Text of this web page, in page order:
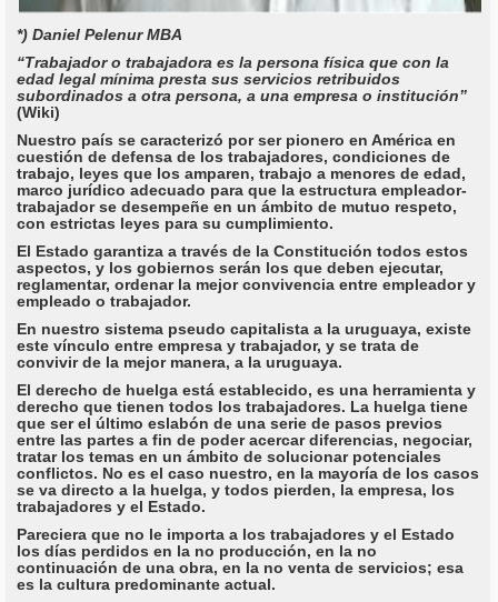
*) Daniel Pelenur MBA
“Trabajador o trabajadora es la persona física que con la
edad legal mínima presta sus servicios retribuidos
subordinados a otra persona, a una empresa o institución”
(Wiki)
Nuestro país se caracterizó por ser pionero en América en
cuestión de defensa de los trabajadores, condiciones de
trabajo, leyes que los amparen, trabajo a menores de edad,
marco jurídico adecuado para que la estructura empleador-
trabajador se desempeñe en un ámbito de mutuo respeto,
con estrictas leyes para su cumplimiento.
El Estado garantiza a través de la Constitución todos estos
aspectos, y los gobiernos serán los que deben ejecutar,
reglamentar, ordenar la mejor convivencia entre empleador y
empleado o trabajador.
En nuestro sistema pseudo capitalista a la uruguaya, existe
este vínculo entre empresa y trabajador, y se trata de
convivir de la mejor manera, a la uruguaya.
El derecho de huelga está establecido, es una herramienta y
derecho que tienen todos los trabajadores. La huelga tiene
que ser el último eslabón de una serie de pasos previos
entre las partes a fin de poder acercar diferencias, negociar,
tratar los temas en un ámbito de solucionar potenciales
conflictos. No es el caso nuestro, en la mayoría de los casos
se va directo a la huelga, y todos pierden, la empresa, los
trabajadores y el Estado.
Pareciera que no le importa a los trabajadores y el Estado
los días perdidos en la no producción, en la no
continuación de una obra, en la no venta de servicios; esa
es la cultura predominante actual.